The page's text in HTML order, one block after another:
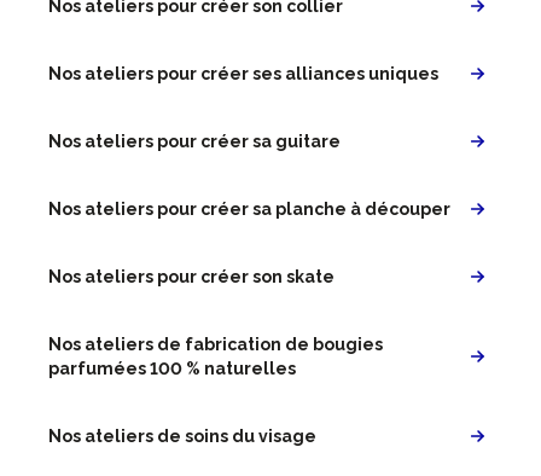
Nos ateliers pour créer son collier
Nos ateliers pour créer ses alliances uniques
Nos ateliers pour créer sa guitare
Nos ateliers pour créer sa planche à découper
Nos ateliers pour créer son skate
Nos ateliers de fabrication de bougies
parfumées 100 % naturelles
Nos ateliers de soins du visage